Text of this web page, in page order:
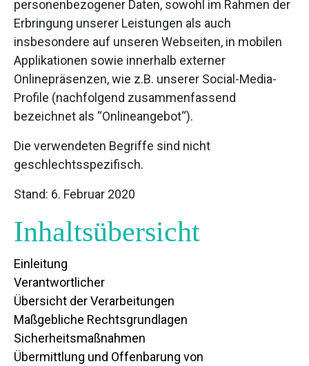
personenbezogener Daten, sowohl im Rahmen der
Erbringung unserer Leistungen als auch
insbesondere auf unseren Webseiten, in mobilen
Applikationen sowie innerhalb externer
Onlinepräsenzen, wie z.B. unserer Social-Media-
Profile (nachfolgend zusammenfassend
bezeichnet als “Onlineangebot“).
Die verwendeten Begriffe sind nicht
geschlechtsspezifisch.
Stand: 6. Februar 2020
Inhaltsübersicht
Einleitung
Verantwortlicher
Übersicht der Verarbeitungen
Maßgebliche Rechtsgrundlagen
Sicherheitsmaßnahmen
Übermittlung und Offenbarung von